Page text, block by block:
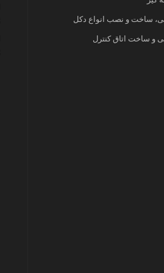
ساخت و نصب انواع دکل
و ساخت اتاق کنترل